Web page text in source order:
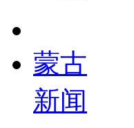
蒙古
新闻